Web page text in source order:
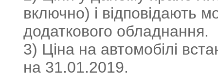
включно) і відповідають
додаткового обладнання.
3) Ціна на автомобілі
на 31.01.2019.